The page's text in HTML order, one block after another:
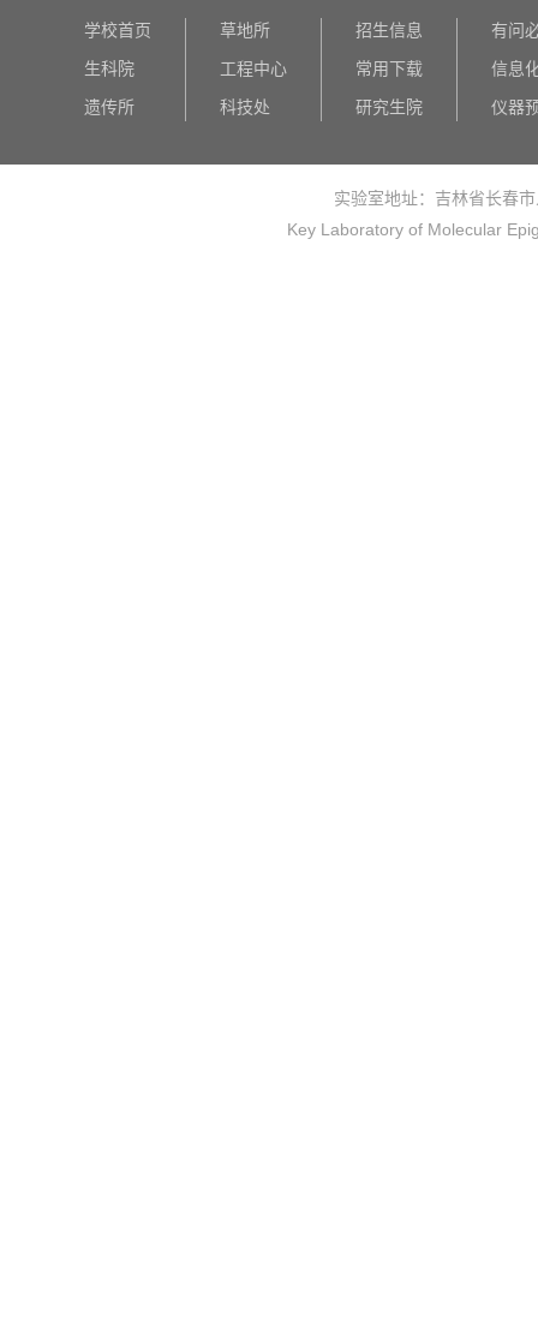
学校首页
生科院
遗传所
草地所
工程中心
科技处
招生信息
常用下载
研究生院
有问
信息
仪器
实验室地址：吉林省长春
Key Laboratory of Molecular